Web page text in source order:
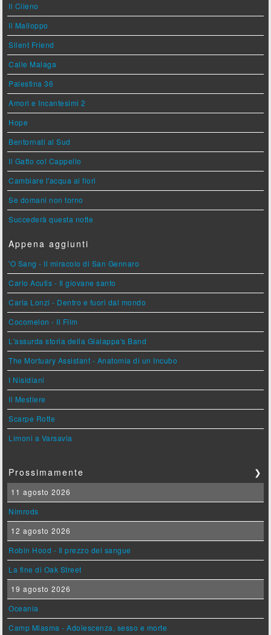
Il Cileno
Il Malloppo
Silent Friend
Calle Malaga
Palestina 36
Amori e Incantesimi 2
Hope
Bentornati al Sud
Il Gatto col Cappello
Cambiare l'acqua ai fiori
Se domani non torno
Succederà questa notte
Appena aggiunti
'O Sang - Il miracolo di San Gennaro
Carlo Acutis - Il giovane santo
Carla Lonzi - Dentro e fuori dal mondo
Cocomelon - Il Film
L'assurda storia della Gialappa's Band
The Mortuary Assistant - Anatomia di un Incubo
I Nisidiani
Il Mestiere
Scarpe Rotte
Limoni a Varsavia
Prossimamente ❯
11 agosto 2026
Nimrods
12 agosto 2026
Robin Hood - Il prezzo del sangue
La fine di Oak Street
19 agosto 2026
Oceania
Camp Miasma - Adolescenza, sesso e morte